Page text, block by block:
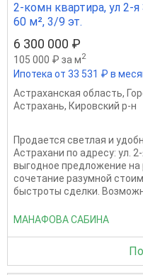
2-комн квартира, ул 2-я
60 м², 3/9 эт.
6 300 000 ₽
105 000 ₽ за м2
Ипотека от 33 531 ₽ в
Астраханская область,
Астрахань, Кировский р-н
Продается светлая и
Астрахани по адресу: ул.
выгодное предложение на
сочетание разумной
быстроты сделки.
МАНАФОВА САБИНА